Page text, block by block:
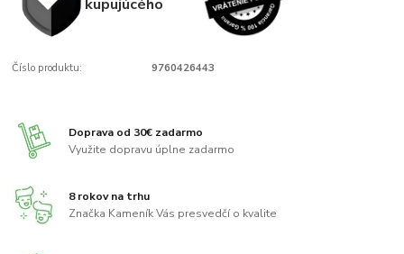
Číslo produktu: 9760426443
Doprava od 30€ zadarmo
Využite dopravu úplne zadarmo
8 rokov na trhu
Značka Kameník Vás presvedčí o kvalite